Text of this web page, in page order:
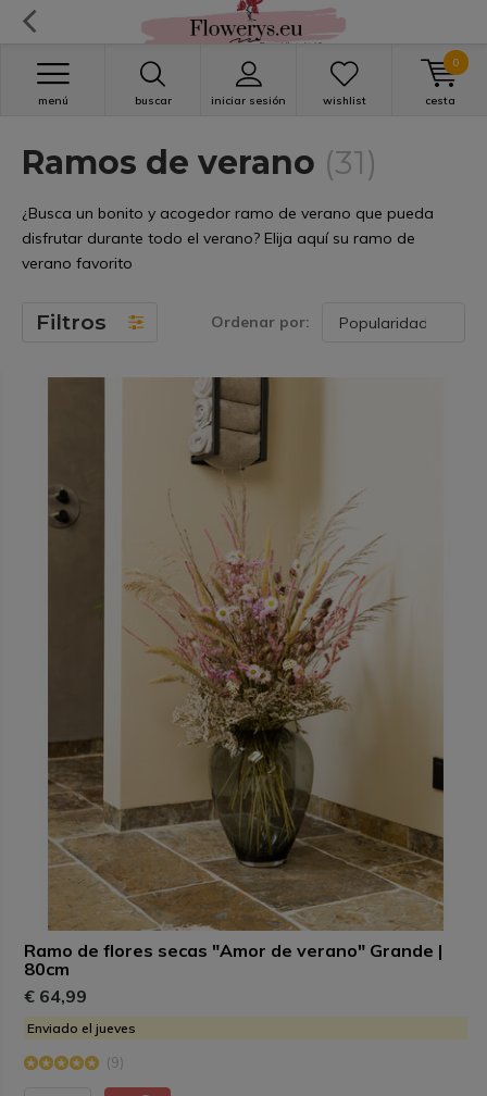
buscar iniciar sesión
menú wishlist cesta
0
Ramos de verano (31)
¿Busca un bonito y acogedor ramo de verano que pueda
disfrutar durante todo el verano? Elija aquí su ramo de
verano favorito
Filtros Ordenar por:
Ramo de flores secas "Amor de verano" Grande |
80cm
€ 64,99
Enviado el jueves
(9)